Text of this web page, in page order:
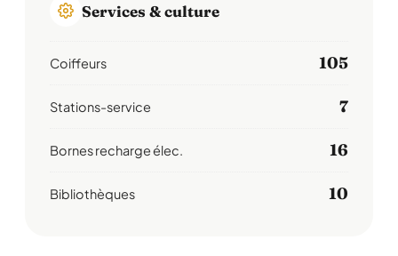
Services & culture
Coiffeurs 105
Stations-service 7
Bornes recharge élec. 16
Bibliothèques 10